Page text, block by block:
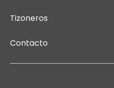
Tizoneros
Contacto